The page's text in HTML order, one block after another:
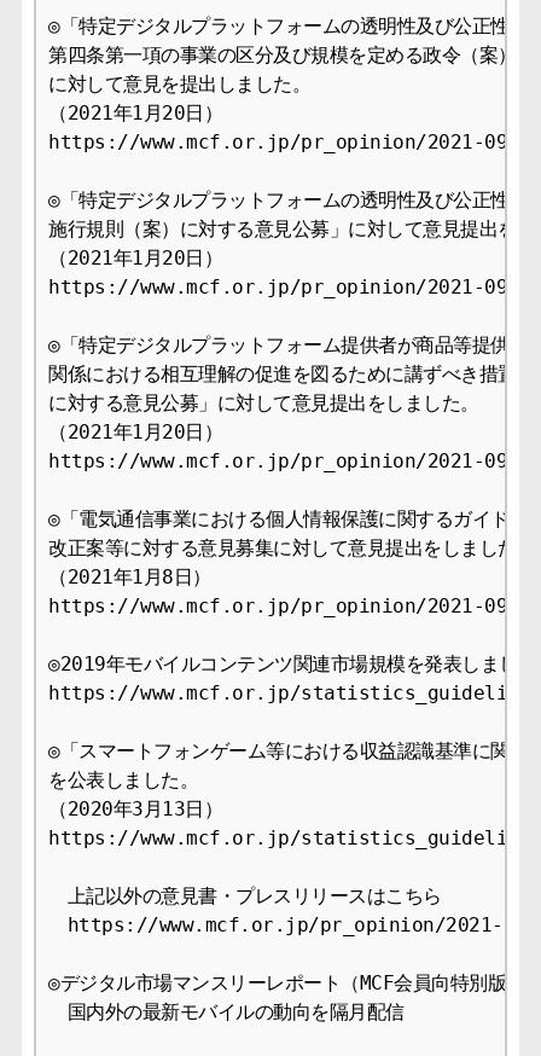
◎「特定デジタルプラットフォームの透明性及び公正性の
第四条第一項の事業の区分及び規模を定める政令（案）
に対して意見を提出しました。
（2021年1月20日）
https://www.mcf.or.jp/pr_opinion/2021-09
◎「特定デジタルプラットフォームの透明性及び公正性の
施行規則（案）に対する意見公募」に対して意見提出をし
（2021年1月20日）
https://www.mcf.or.jp/pr_opinion/2021-09
◎「特定デジタルプラットフォーム提供者が商品等提供利
関係における相互理解の促進を図るために講ずべき措置
に対する意見公募」に対して意見提出をしました。
（2021年1月20日）
https://www.mcf.or.jp/pr_opinion/2021-09
◎「電気通信事業における個人情報保護に関するガイドラ
改正案等に対する意見募集に対して意見提出をしました。
（2021年1月8日）
https://www.mcf.or.jp/pr_opinion/2021-09
◎2019年モバイルコンテンツ関連市場規模を発表しました
https://www.mcf.or.jp/statistics_guideline
◎「スマートフォンゲーム等における収益認識基準に関す
を公表しました。
（2020年3月13日）
https://www.mcf.or.jp/statistics_guideline
上記以外の意見書・プレスリリースはこちら
https://www.mcf.or.jp/pr_opinion/2021-09
◎デジタル市場マンスリーレポート（MCF会員向特別版）
国内外の最新モバイルの動向を隔月配信